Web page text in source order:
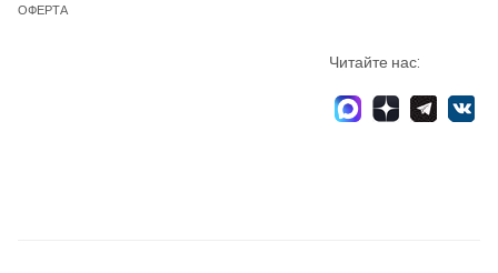
ОФЕРТА
Читайте нас: